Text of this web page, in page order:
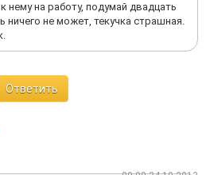
нему на работу, подумай двадцать
ничего не может, текучка страшная.
Ответить